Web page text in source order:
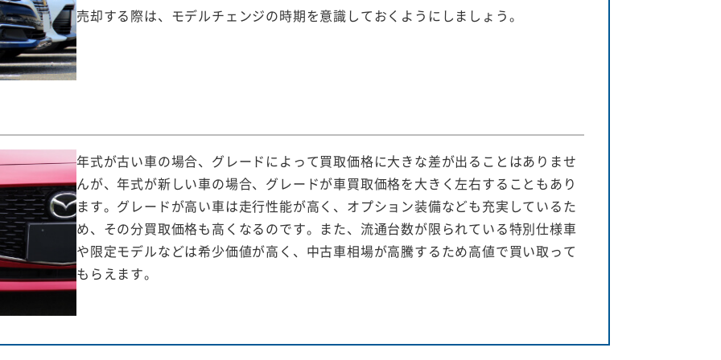
売却する際は、モデルチェンジの時期を意識しておくようにしましょう。
年式が古い車の場合、グレードによって買取価格に大きな差が出ることはありませ
んが、年式が新しい車の場合、グレードが車買取価格を大きく左右することもあり
ます。グレードが高い車は走行性能が高く、オプション装備なども充実しているた
め、その分買取価格も高くなるのです。また、流通台数が限られている特別仕様車
や限定モデルなどは希少価値が高く、中古車相場が高騰するため高値で買い取って
もらえます。